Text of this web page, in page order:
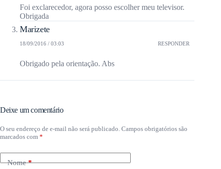
Foi exclarecedor, agora posso escolher meu televisor.
Obrigada
Marizete
18/09/2016 / 03:03 RESPONDER
Obrigado pela orientação. Abs
Deixe um comentário
O seu endereço de e-mail não será publicado. Campos obrigatórios são
marcados com *
Nome*